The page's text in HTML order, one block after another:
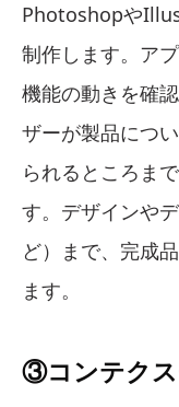
Photoshopや
制作します。ア
機能の動きを確
ザーが製品につ
られるところま
す。デザインや
ど）まで、完成
ます。
③コンテク